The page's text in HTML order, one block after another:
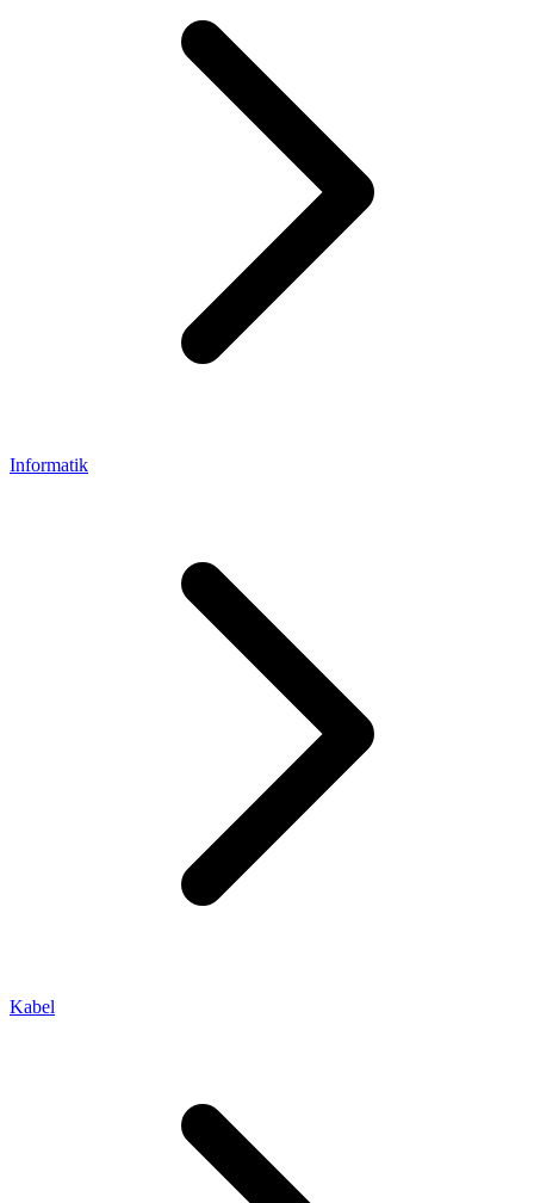
Informatik
Kabel